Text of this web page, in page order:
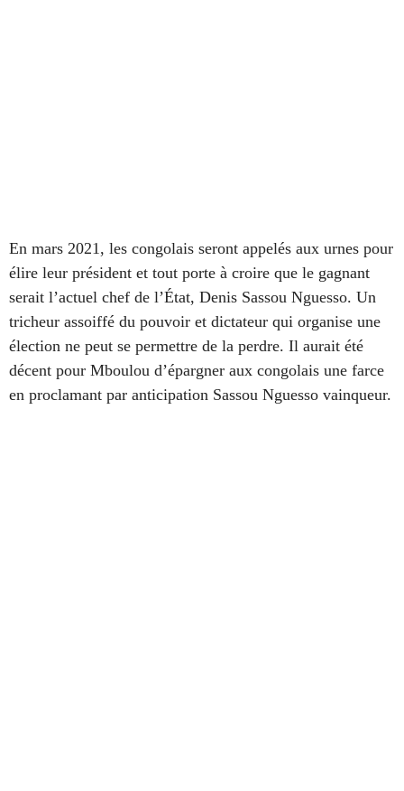
En mars 2021, les congolais seront appelés aux urnes pour
élire leur président et tout porte à croire que le gagnant
serait l’actuel chef de l’État, Denis Sassou Nguesso. Un
tricheur assoiffé du pouvoir et dictateur qui organise une
élection ne peut se permettre de la perdre. Il aurait été
décent pour Mboulou d’épargner aux congolais une farce
en proclamant par anticipation Sassou Nguesso vainqueur.